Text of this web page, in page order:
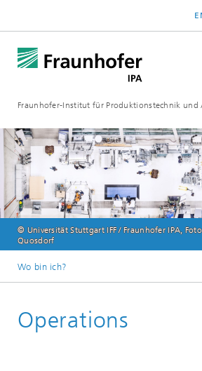
Fraunhofer-Institut für Produktionstechnik und
© Universität Stuttgart IFF / Fraunhofer IPA,
Quosdorf
Wo bin ich?
Lösungen
Operations